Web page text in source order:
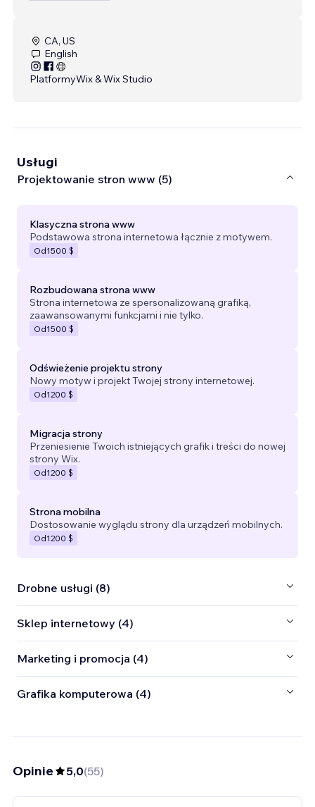
CA, US
English
PlatformyWix & Wix Studio
Usługi
Projektowanie stron www (5)
Klasyczna strona www
Podstawowa strona internetowa łącznie z motywem.
Od1500 $
Rozbudowana strona www
Strona internetowa ze spersonalizowaną grafiką,
zaawansowanymi funkcjami i nie tylko.
Od1500 $
Odświeżenie projektu strony
Nowy motyw i projekt Twojej strony internetowej.
Od1200 $
Migracja strony
Przeniesienie Twoich istniejących grafik i treści do nowej
strony Wix.
Od1200 $
Strona mobilna
Dostosowanie wyglądu strony dla urządzeń mobilnych.
Od1200 $
Drobne usługi (8)
Sklep internetowy (4)
Marketing i promocja (4)
Grafika komputerowa (4)
Opinie 5,0(55)